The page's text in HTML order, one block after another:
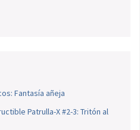
Fantasía añeja
Patrulla-X #2-3: Tritón al